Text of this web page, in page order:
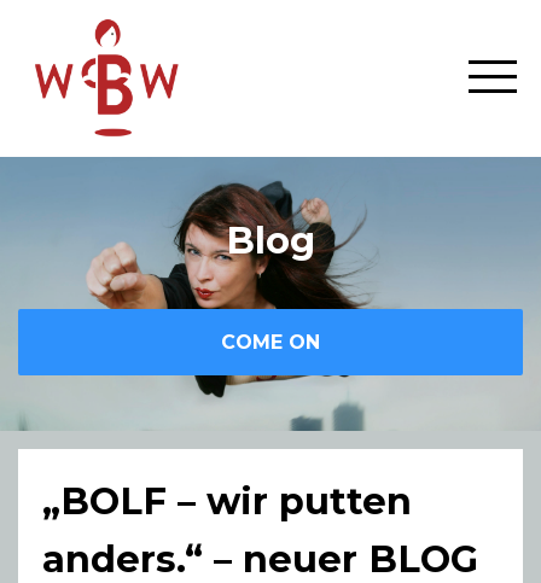
Blog
COME ON
„BOLF – wir putten
anders.“ – neuer BLOG